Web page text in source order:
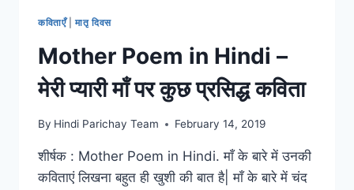
कविताएँ|मातृ दिवस
Mother Poem in Hindi –
मेरी प्यारी माँ पर कुछ प्रसिद्ध कविता
By Hindi Parichay Team February 14, 2019
शीर्षक : Mother Poem in Hindi. माँ के बारे में उनकी
कविताएं लिखना बहुत ही खुशी की बात है| माँ के बारे में चंद